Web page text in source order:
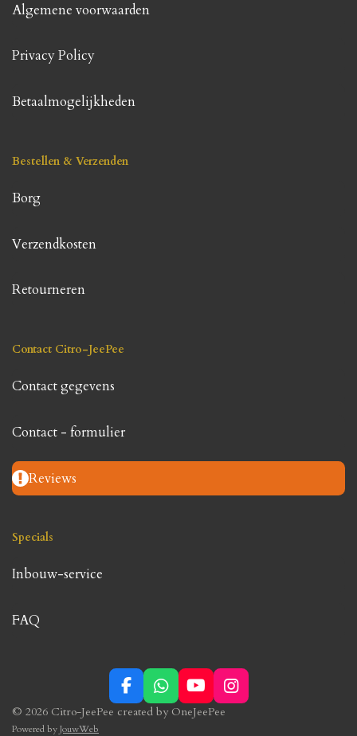
Algemene voorwaarden
Privacy Policy
Betaalmogelijkheden
Bestellen & Verzenden
Borg
Verzendkosten
Retourneren
Contact Citro-JeePee
Contact gegevens
Contact - formulier
Reviews
Specials
Inbouw-service
FAQ
F
a
W
h
a
Y
o
I
n
© 2026 Citro-JeePee created by OneJeePee
Powered byJouwWeb